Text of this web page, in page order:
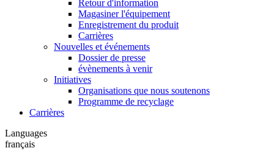
Retour d'information
Magasiner l'équipement
Enregistrement du produit
Carrières
Nouvelles et événements
Dossier de presse
évènements à venir
Initiatives
Organisations que nous soutenons
Programme de recyclage
Carrières
Languages
français